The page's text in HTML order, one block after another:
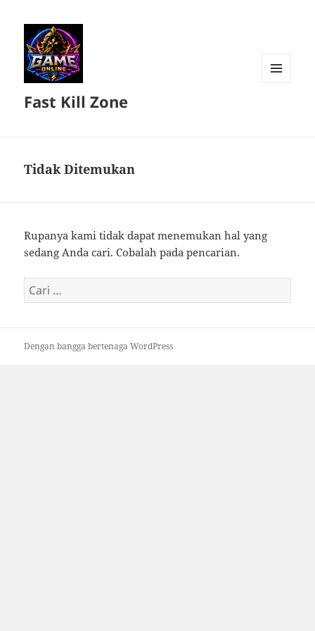
Fast Kill Zone
Tidak Ditemukan
Rupanya kami tidak dapat menemukan hal yang
sedang Anda cari. Cobalah pada pencarian.
Cari
untuk:
Dengan bangga bertenaga WordPress